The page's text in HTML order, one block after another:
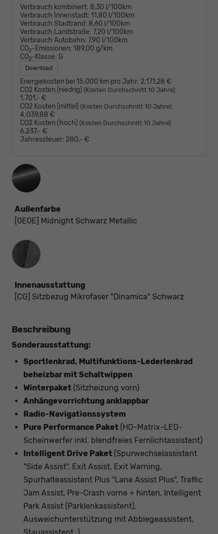
Verbrauch kombiniert: 8,30 l/100km
Verbrauch Innenstadt: 11,80 l/100km
Verbrauch Stadtrand: 8,60 l/100km
Verbrauch Landstraße: 7,20 l/100km
Verbrauch Autobahn: 7,90 l/100km
CO2-Emissionen: 189,00 g/km
CO2-Klasse: G
Download
Energiekosten bei 15.000 km pro Jahr: 2.171,28 €
CO2 Kosten (niedrig) (Kosten Durchschnitt 10 Jahre):
1.701,- €
CO2 Kosten (mittel) (Kosten Durchschnitt 10 Jahre):
4.039,88 €
CO2 Kosten (hoch) (Kosten Durchschnitt 10 Jahre):
6.237,- €
Jahressteuer: 280,- €
Außenfarbe
[0E0E] Midnight Schwarz Metallic
Innenausstattung
Innenausstattung
[CG] Sitzbezug Mikrofaser "Dinamica" Schwarz
Beschreibung
Sonderausstattung:
Sportlenkrad, Multifunktions-Lederlenkrad
beheizbar mit Schaltwippen
Winterpaket (Sitzheizung vorn)
Anhängevorrichtung anklappbar
Radio-Navigationssystem
Pure Performance Paket (HD-Matrix-LED-
Scheinwerfer inkl. blendfreies Fernlichtassistent)
Intelligent Drive Paket (Spurwechselassistent
"Side Assist", Exit Assist, Exit Warning,
Spurhalteassistent Plus "Lane Assist Plus", Traffic
Jam Assist, Pre-Crash vorne + hinten, Intelligent
Park Assist (Parklenkassistent),
Ausweichunterstützung mit Abbiegeassistent,